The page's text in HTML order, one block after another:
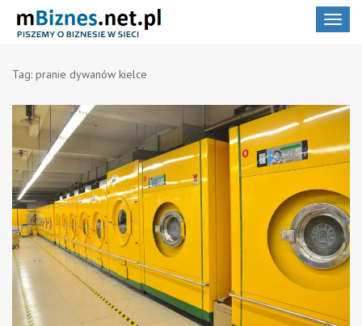
Toggle
Tag: pranie dywanów kielce